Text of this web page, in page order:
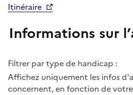
Itinéraire
Informations sur
Filtrer par type de handicap :
Affichez uniquement les infos
concernent, en fonction de